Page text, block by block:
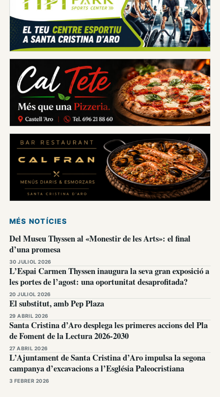
MÉS NOTÍCIES
Del Museu Thyssen al «Monestir de les Arts»: el final
d’una promesa
30 JULIOL 2026
L’Espai Carmen Thyssen inaugura la seva gran exposició a
les portes de l’agost: una oportunitat desaprofitada?
20 JULIOL 2026
El substitut, amb Pep Plaza
29 ABRIL 2026
Santa Cristina d’Aro desplega les primeres accions del Pla
de Foment de la Lectura 2026-2030
27 ABRIL 2026
L’Ajuntament de Santa Cristina d’Aro impulsa la segona
campanya d’excavacions a l’Església Paleocristiana
3 FEBRER 2026